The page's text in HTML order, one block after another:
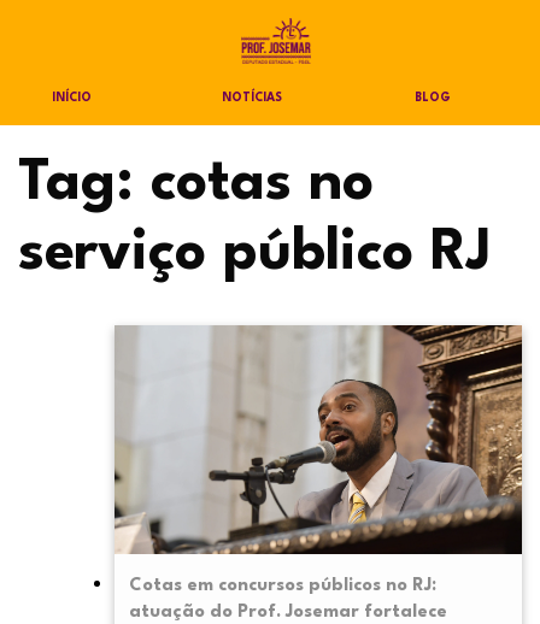
INÍCIO NOTÍCIAS BLOG
Tag: cotas no
serviço público RJ
Cotas em concursos públicos no RJ:
atuação do Prof. Josemar fortalece